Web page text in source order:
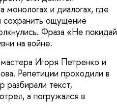
и диалогах, где
сохранить ощущение
Фраза «Не покидай
на войне.
Игоря Петренко и
Репетиции проходили в
текст,
а погружался в